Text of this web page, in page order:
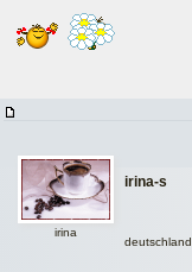
irina-s
irina
deutschland